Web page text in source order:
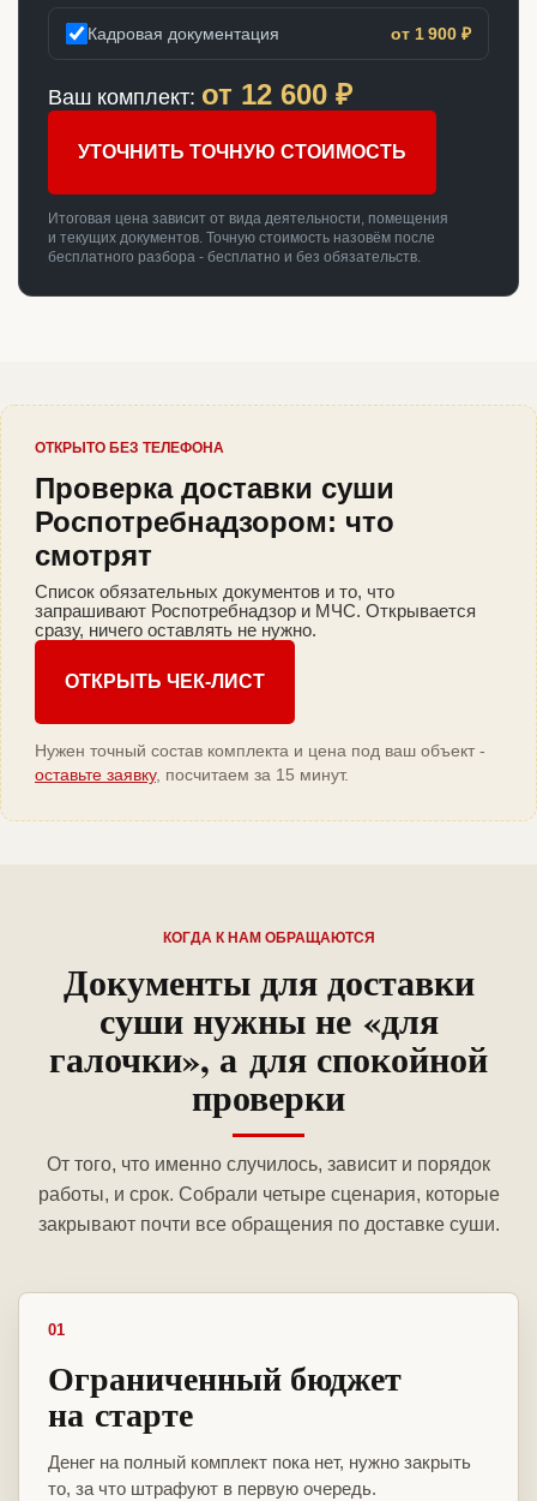
Кадровая документация от 1 900 ₽
Ваш комплект: от 12 600 ₽
УТОЧНИТЬ ТОЧНУЮ СТОИМОСТЬ
Итоговая цена зависит от вида деятельности, помещения
и текущих документов. Точную стоимость назовём после
бесплатного разбора - бесплатно и без обязательств.
ОТКРЫТО БЕЗ ТЕЛЕФОНА
Проверка доставки суши
Роспотребнадзором: что
смотрят
Список обязательных документов и то, что
запрашивают Роспотребнадзор и МЧС. Открывается
сразу, ничего оставлять не нужно.
ОТКРЫТЬ ЧЕК-ЛИСТ
Нужен точный состав комплекта и цена под ваш объект -
оставьте заявку, посчитаем за 15 минут.
КОГДА К НАМ ОБРАЩАЮТСЯ
Документы для доставки
суши нужны не «для
галочки», а для спокойной
проверки
От того, что именно случилось, зависит и порядок
работы, и срок. Собрали четыре сценария, которые
закрывают почти все обращения по доставке суши.
01
Ограниченный бюджет
на старте
Денег на полный комплект пока нет, нужно закрыть
то, за что штрафуют в первую очередь.